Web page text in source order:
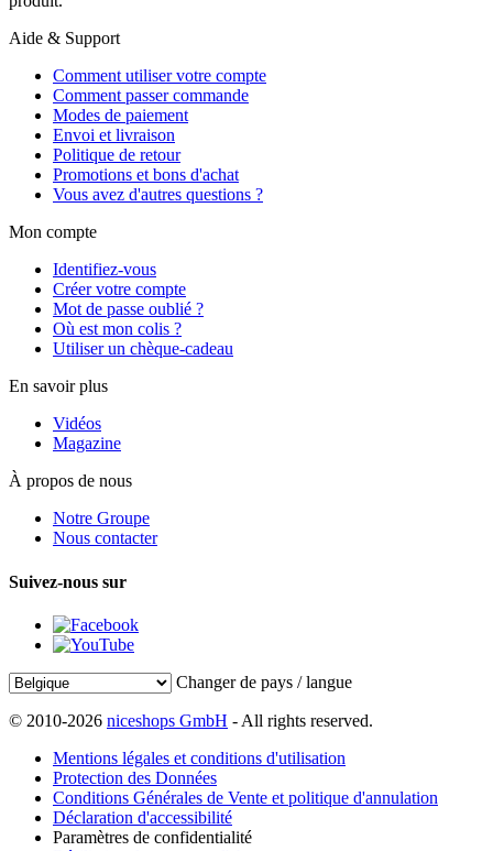
Aide & Support
Comment utiliser votre compte
Comment passer commande
Modes de paiement
Envoi et livraison
Politique de retour
Promotions et bons d'achat
Vous avez d'autres questions ?
Mon compte
Identifiez-vous
Créer votre compte
Mot de passe oublié ?
Où est mon colis ?
Utiliser un chèque-cadeau
En savoir plus
Vidéos
Magazine
À propos de nous
Notre Groupe
Nous contacter
Suivez-nous sur
Changer de pays / langue
© 2010-2026 niceshops GmbH - All rights reserved.
Mentions légales et conditions d'utilisation
Protection des Données
Conditions Générales de Vente et politique d'annulation
Déclaration d'accessibilité
Paramètres de confidentialité